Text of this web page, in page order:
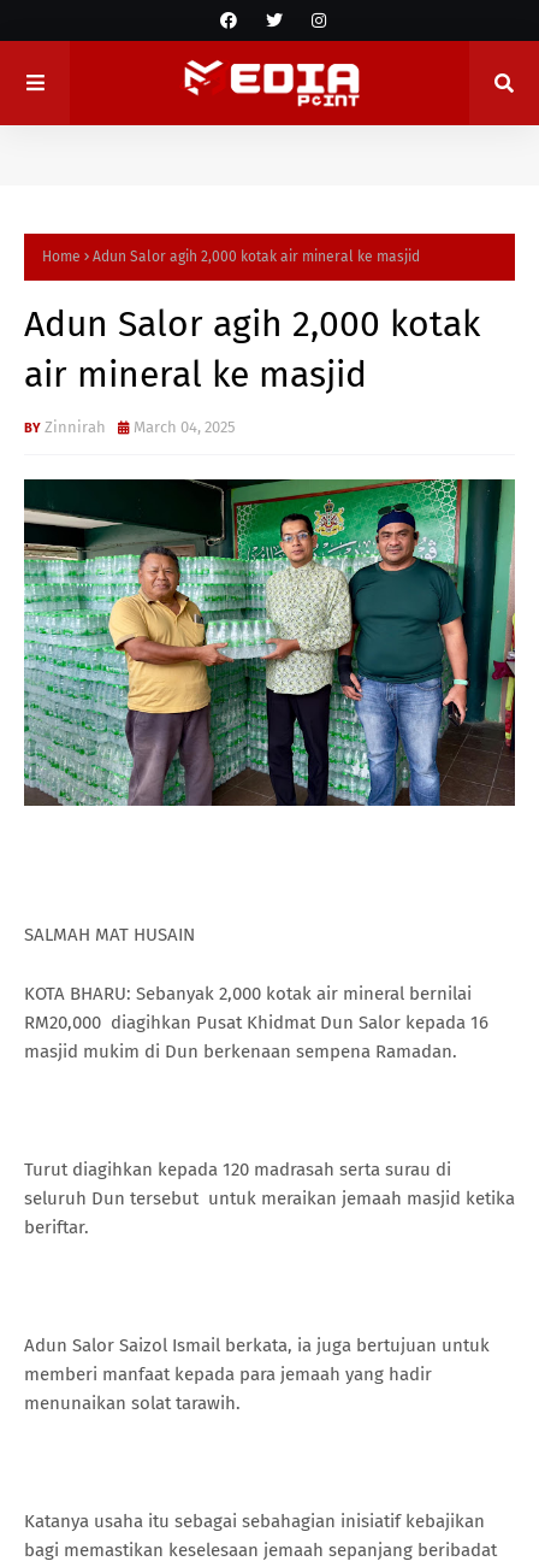
Home Adun Salor agih 2,000 kotak air mineral ke masjid
Adun Salor agih 2,000 kotak
air mineral ke masjid
Zinnirah March 04, 2025
SALMAH MAT HUSAIN
KOTA BHARU: Sebanyak 2,000 kotak air mineral bernilai
RM20,000 diagihkan Pusat Khidmat Dun Salor kepada 16
masjid mukim di Dun berkenaan sempena Ramadan.
Turut diagihkan kepada 120 madrasah serta surau di
seluruh Dun tersebut untuk meraikan jemaah masjid ketika
beriftar.
Adun Salor Saizol Ismail berkata, ia juga bertujuan untuk
memberi manfaat kepada para jemaah yang hadir
menunaikan solat tarawih.
Katanya usaha itu sebagai sebahagian inisiatif kebajikan
bagi memastikan keselesaan jemaah sepanjang beribadat